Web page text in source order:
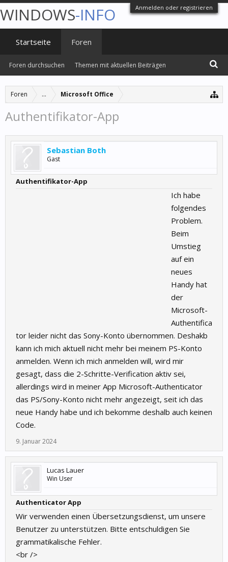
Anmelden oder registrieren
Foren ... Microsoft Office
Authentifikator-App
Sebastian Both
Gast
Authentifikator-App
Ich habe
folgendes
Problem.
Beim
Umstieg
auf ein
neues
Handy hat
der
Microsoft-
Authentifica
tor leider nicht das Sony-Konto übernommen. Deshakb
kann ich mich aktuell nicht mehr bei meinem PS-Konto
anmelden. Wenn ich mich anmelden will, wird mir
gesagt, dass die 2-Schritte-Verification aktiv sei,
allerdings wird in meiner App Microsoft-Authenticator
das PS/Sony-Konto nicht mehr angezeigt, seit ich das
neue Handy habe und ich bekomme deshalb auch keinen
Code.
9. Januar 2024
Lucas Lauer
Win User
Authenticator App
Wir verwenden einen Übersetzungsdienst, um unsere
Benutzer zu unterstützen. Bitte entschuldigen Sie
grammatikalische Fehler.
<br />
WINDOWS-INFO
Startseite Foren
Foren durchsuchen Themen mit aktuellen Beiträgen